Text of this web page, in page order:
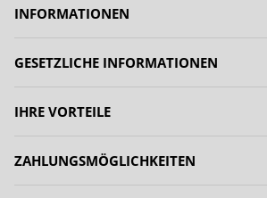
INFORMATIONEN
GESETZLICHE INFORMATIONEN
IHRE VORTEILE
ZAHLUNGSMÖGLICHKEITEN